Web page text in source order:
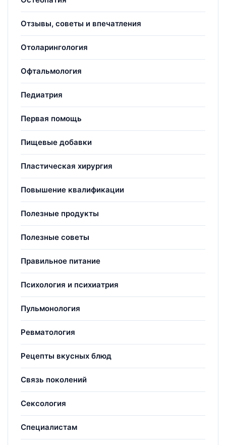
Отзывы, советы и впечатления
Отоларингология
Офтальмология
Педиатрия
Первая помощь
Пищевые добавки
Пластическая хирургия
Повышение квалификации
Полезные продукты
Полезные советы
Правильное питание
Психология и психиатрия
Пульмонология
Ревматология
Рецепты вкусных блюд
Связь поколений
Сексология
Специалистам